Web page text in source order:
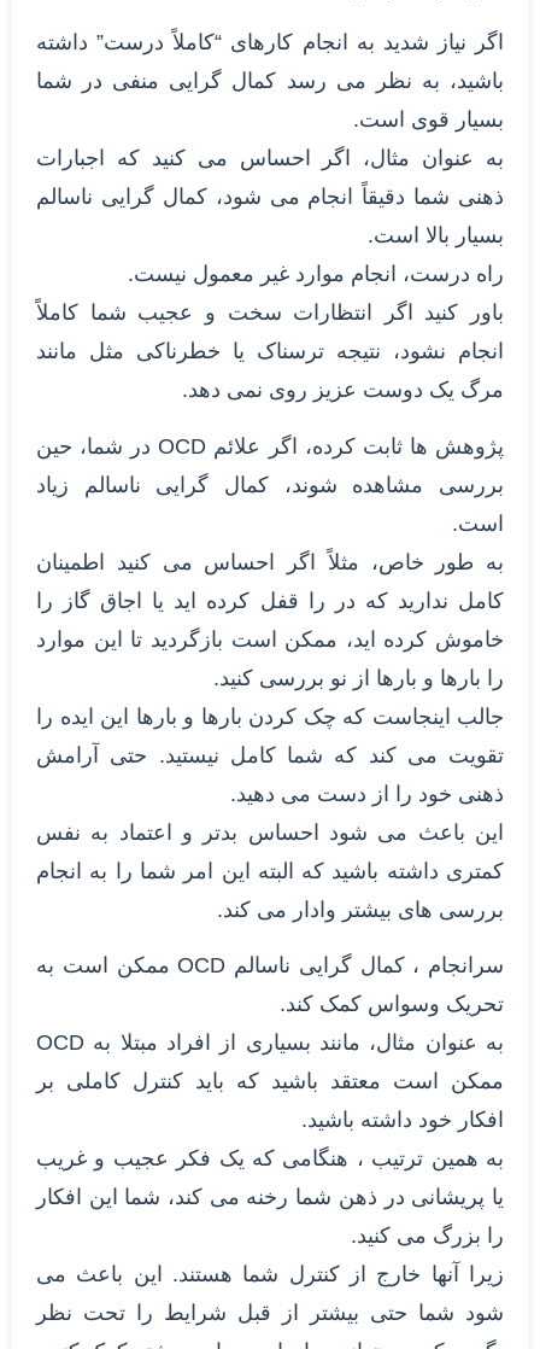
اگر نیاز شدید به انجام کارهای “کاملاً درست” داشته
باشید، به نظر می رسد کمال گرایی منفی در شما
بسیار قوی است.
به عنوان مثال، اگر احساس می کنید که اجبارات
ذهنی شما دقیقاً انجام می شود، کمال گرایی ناسالم
بسیار بالا است.
راه درست، انجام موارد غیر معمول نیست.
باور کنید اگر انتظارات سخت و عجیب شما کاملاً
انجام نشود، نتیجه ترسناک یا خطرناکی مثل مانند
مرگ یک دوست عزیز روی نمی دهد.
پژوهش ها ثابت کرده، اگر علائم OCD در شما، حین
بررسی مشاهده شوند، کمال گرایی ناسالم زیاد
است.
به طور خاص، مثلاً اگر احساس می کنید اطمینان
کامل ندارید که در را قفل کرده اید یا اجاق گاز را
خاموش کرده اید، ممکن است بازگردید تا این موارد
را بارها و بارها از نو بررسی کنید.
جالب اینجاست که چک کردن بارها و بارها این ایده را
تقویت می کند که شما کامل نیستید. حتی آرامش
ذهنی خود را از دست می دهید.
این باعث می شود احساس بدتر و اعتماد به نفس
کمتری داشته باشید که البته این امر شما را به انجام
بررسی های بیشتر وادار می کند.
سرانجام ، کمال گرایی ناسالم OCD ممکن است به
تحریک وسواس کمک کند.
به عنوان مثال، مانند بسیاری از افراد مبتلا به OCD
ممکن است معتقد باشید که باید کنترل کاملی بر
افکار خود داشته باشید.
به همین ترتیب ، هنگامی که یک فکر عجیب و غریب
یا پریشانی در ذهن شما رخنه می کند، شما این افکار
را بزرگ می کنید.
زیرا آنها خارج از کنترل شما هستند. این باعث می
شود شما حتی بیشتر از قبل شرایط را تحت نظر